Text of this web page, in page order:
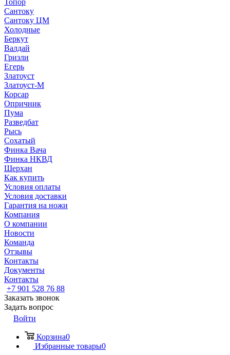
Топор
Сантоку
Сантоку ЦМ
Холодные
Беркут
Валдай
Гризли
Егерь
Златоуст
Златоуст-М
Корсар
Опричник
Пума
Разведбат
Рысь
Сохатый
Финка Вача
Финка НКВД
Шерхан
Как купить
Условия оплаты
Условия доставки
Гарантия на ножи
Компания
О компании
Новости
Команда
Отзывы
Контакты
Документы
Контакты
+7 901 528 76 88
Заказать звонок
Задать вопрос
Войти
Корзина0
Избранные товары0